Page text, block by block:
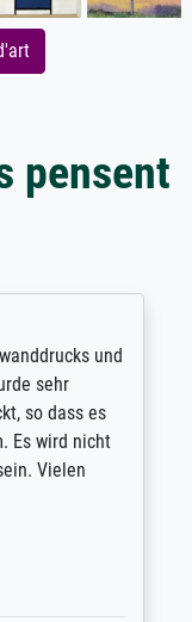
pensent
und
sehr
dass es
wird nicht
Vielen